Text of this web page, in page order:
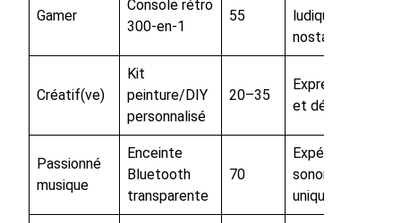
Gamer
Console rétro
300-en-1
55
ludique,
nostalgie
Créatif(ve)
Kit
peinture/DIY
personnalisé
20–35
Expression
et détente
Passionné
musique
Enceinte
Bluetooth
transparente
70
Expérience
sonore
unique